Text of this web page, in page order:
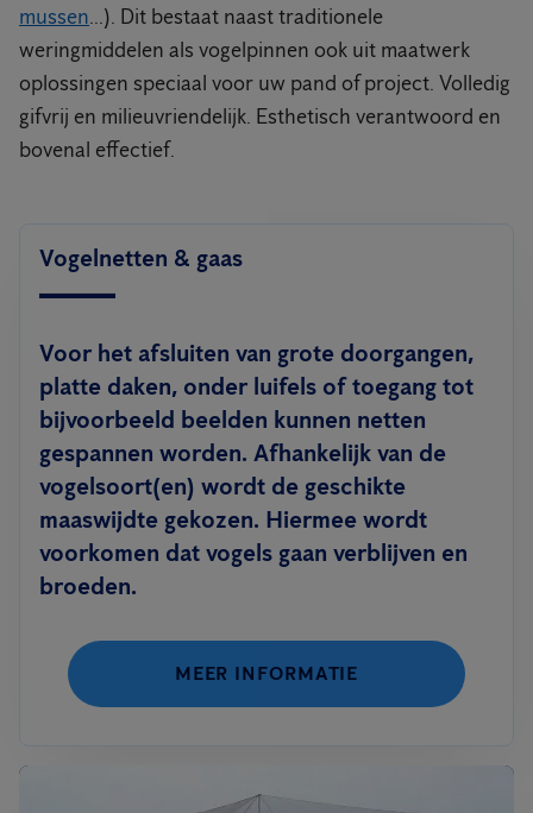
mussen...). Dit bestaat naast traditionele
weringmiddelen als vogelpinnen ook uit maatwerk
oplossingen speciaal voor uw pand of project. Volledig
gifvrij en milieuvriendelijk. Esthetisch verantwoord en
bovenal effectief.
Vogelnetten & gaas
Voor het afsluiten van grote doorgangen,
platte daken, onder luifels of toegang tot
bijvoorbeeld beelden kunnen netten
gespannen worden. Afhankelijk van de
vogelsoort(en) wordt de geschikte
maaswijdte gekozen. Hiermee wordt
voorkomen dat vogels gaan verblijven en
broeden.
MEER INFORMATIE